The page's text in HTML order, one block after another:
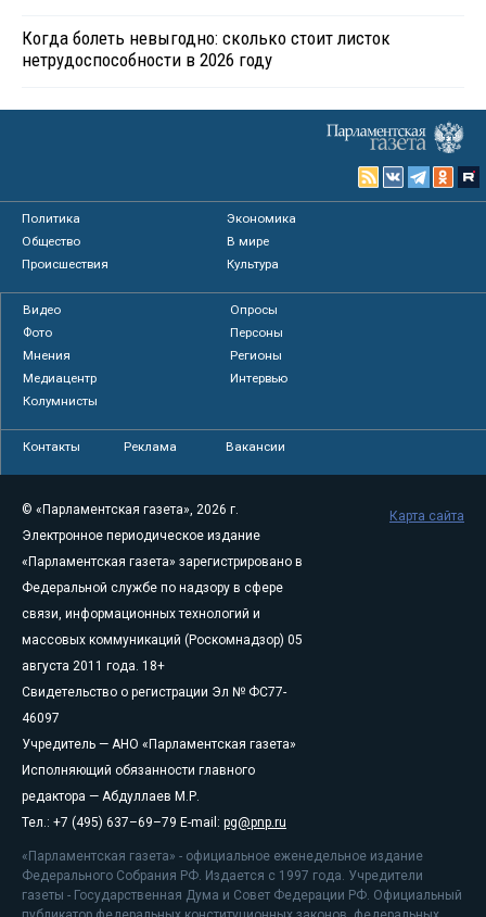
Когда болеть невыгодно: сколько стоит листок
нетрудоспособности в 2026 году
Политика
Экономика
Общество
В мире
Происшествия
Культура
Видео
Опросы
Фото
Персоны
Мнения
Регионы
Медиацентр
Интервью
Колумнисты
Контакты Реклама Вакансии
© «Парламентская газета», 2026 г.
Электронное периодическое издание
«Парламентская газета» зарегистрировано в
Федеральной службе по надзору в сфере
связи, информационных технологий и
массовых коммуникаций (Роскомнадзор) 05
августа 2011 года. 18+
Свидетельство о регистрации Эл № ФС77-
46097
Учредитель — АНО «Парламентская газета»
Исполняющий обязанности главного
редактора — Абдуллаев М.Р.
Тел.: +7 (495) 637–69–79 E-mail: pg@pnp.ru
«Парламентская газета» - официальное еженедельное издание
Федерального Собрания РФ. Издается с 1997 года. Учредители
газеты - Государственная Дума и Совет Федерации РФ. Официальный
Карта сайта